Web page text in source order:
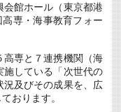
館ホール（東京都港
専・海事教育フォー
専と７連携機関（海
している「次世代の
及びその成果を、広
おります。